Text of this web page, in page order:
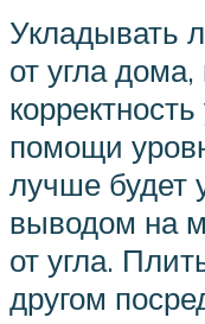
Укладывать
от угла
помощи
лучше будет
выводом на
от угла.
другом